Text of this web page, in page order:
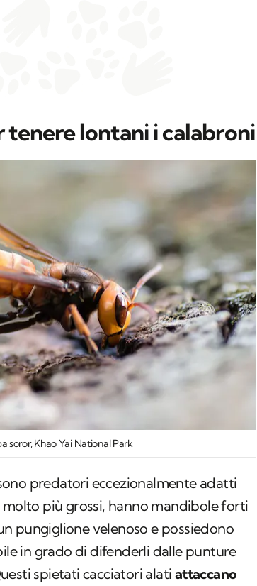
tenere lontani i calabroni
soror, Khao Yai National Park
predatori eccezionalmente adatti
molto più grossi, hanno mandibole forti
pungiglione velenoso e possiedono
in grado di difenderli dalle punture
spietati cacciatori alati attaccano